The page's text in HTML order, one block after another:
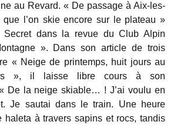
au Revard. « De passage à Aix-les-
que l’on skie encore sur le plateau »
dans la revue du Club Alpin
». Dans son article de trois
« Neige de printemps, huit jours au
», il laisse libre cours à son
De la neige skiable… ! J’ai voulu en
Je sautai dans le train. Une heure
haleta à travers sapins et rocs, tandis